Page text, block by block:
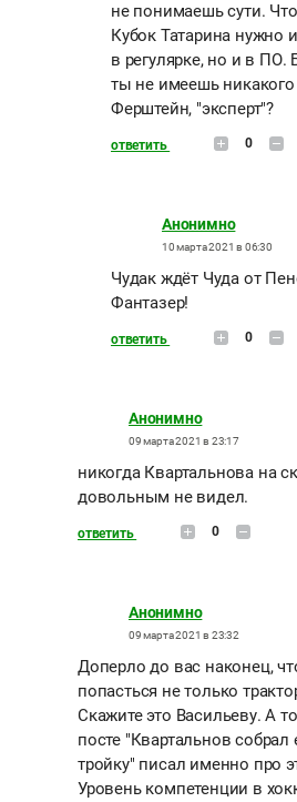
не понимаешь сути.
Кубок Татарина нужно
в регулярке, но и в ПО.
ты не имеешь
Ферштейн, "эксперт"?
ответить 0
Анонимно
10 марта 2021 в 06:30
Чудак ждёт Чуда от
Фантазер!
ответить 0
Анонимно
09 марта 2021 в 23:17
никогда Квартальнова на
довольным не видел.
ответить 0
Анонимно
09 марта 2021 в 23:32
Доперло до вас наконец,
попасться не только
Скажите это Васильеву. А
посте "Квартальнов собрал
тройку" писал именно про
Уровень компетенции в